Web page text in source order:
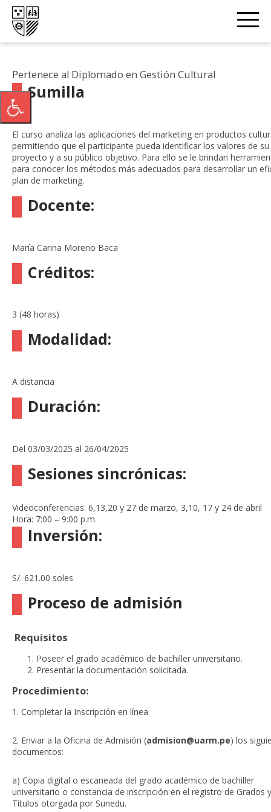
☰ Opciones
Pertenece al Diplomado en Gestión Cultural
Sumilla
El curso analiza las aplicaciones del marketing en productos
permitiendo que el participante pueda identificar los valores de su
proyecto y a su público objetivo. Para ello se le brindan
para conocer los métodos más adecuados para desarrollar un
plan de marketing.
Docente:
María Carina Moreno Baca
Créditos:
3 (48 horas)
Modalidad:
A distancia
Duración:
Del 03/03/2025 al 26/04/2025
Sesiones sincrónicas:
Videoconferencias: 6,13,20 y 27 de marzo, 3,10, 17 y 24 de abril
Hora: 7:00 – 9:00 p.m.
Inversión:
S/. 621.00 soles
Proceso de admisión
Requisitos
Poseer el grado académico de bachiller universitario.
Presentar la documentación solicitada.
Procedimiento:
1. Completar la Inscripción en línea
2. Enviar a la Oficina de Admisión (admision@uarm.pe) los
documentos:
a) Copia digital o escaneada del grado académico de bachiller
universitario o constancia de inscripción en el registro de Grados y
Títulos otorgada por Sunedu.